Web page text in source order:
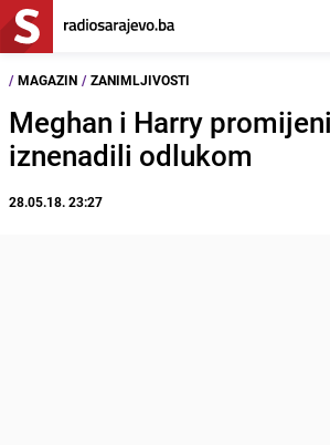
/ MAGAZIN / ZANIMLJIVOSTI
Meghan i Harry
iznenadili odlukom
28.05.18. 23:27